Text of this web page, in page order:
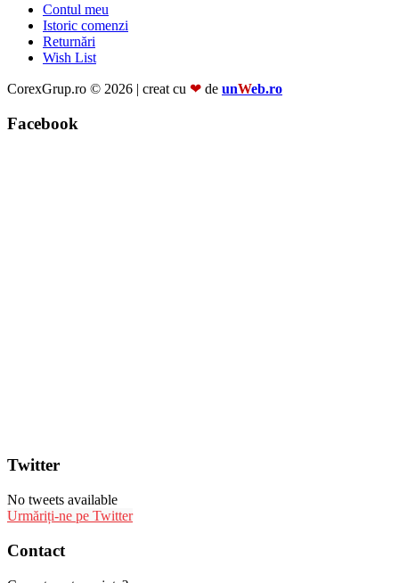
Contul meu
Istoric comenzi
Returnări
Wish List
CorexGrup.ro © 2026 | creat cu ❤ de unWeb.ro
Facebook
Twitter
No tweets available
Urmăriți-ne pe Twitter
Contact